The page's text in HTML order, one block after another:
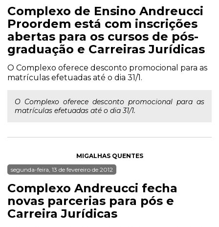
Complexo de Ensino Andreucci
Proordem está com inscrições
abertas para os cursos de pós-
graduação e Carreiras Jurídicas
O Complexo oferece desconto promocional para as
matrículas efetuadas até o dia 31/1.
O Complexo oferece desconto promocional para as
matrículas efetuadas até o dia 31/1.
MIGALHAS QUENTES
segunda-feira, 13 de fevereiro de 2012
Complexo Andreucci fecha
novas parcerias para pós e
Carreira Jurídicas